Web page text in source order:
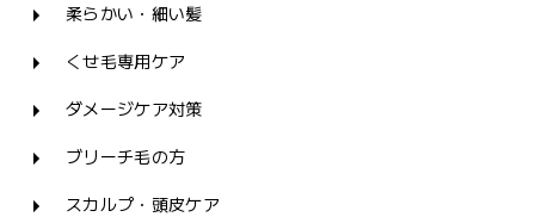
柔らかい・細い髪
くせ毛専用ケア
ダメージケア対策
ブリーチ毛の方
スカルプ・頭皮ケア